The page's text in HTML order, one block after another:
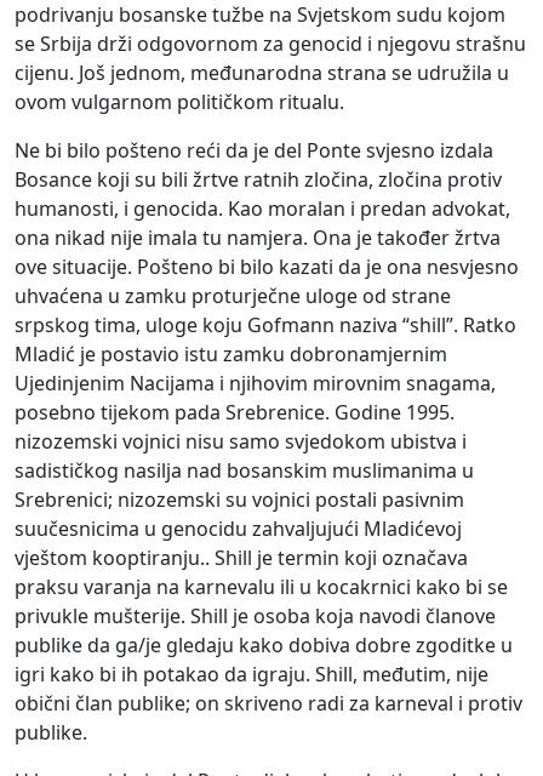
podrivanju bosanske tužbe na Svjetskom sudu kojom
se Srbija drži odgovornom za genocid i njegovu strašnu
cijenu. Još jednom, međunarodna strana se udružila u
ovom vulgarnom političkom ritualu.
Ne bi bilo pošteno reći da je del Ponte svjesno izdala
Bosance koji su bili žrtve ratnih zločina, zločina protiv
humanosti, i genocida. Kao moralan i predan advokat,
ona nikad nije imala tu namjera. Ona je također žrtva
ove situacije. Pošteno bi bilo kazati da je ona nesvjesno
uhvaćena u zamku proturječne uloge od strane
srpskog tima, uloge koju Gofmann naziva “shill”. Ratko
Mladić je postavio istu zamku dobronamjernim
Ujedinjenim Nacijama i njihovim mirovnim snagama,
posebno tijekom pada Srebrenice. Godine 1995.
nizozemski vojnici nisu samo svjedokom ubistva i
sadističkog nasilja nad bosanskim muslimanima u
Srebrenici; nizozemski su vojnici postali pasivnim
suučesnicima u genocidu zahvaljujući Mladićevoj
vještom kooptiranju.. Shill je termin koji označava
praksu varanja na karnevalu ili u kocakrnici kako bi se
privukle mušterije. Shill je osoba koja navodi članove
publike da ga/je gledaju kako dobiva dobre zgoditke u
igri kako bi ih potakao da igraju. Shill, međutim, nije
obični član publike; on skriveno radi za karneval i protiv
publike.